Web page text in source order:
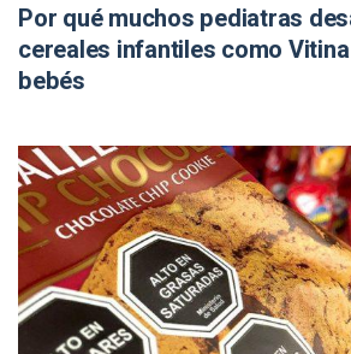
Por qué muchos pediatras
cereales infantiles como
bebés